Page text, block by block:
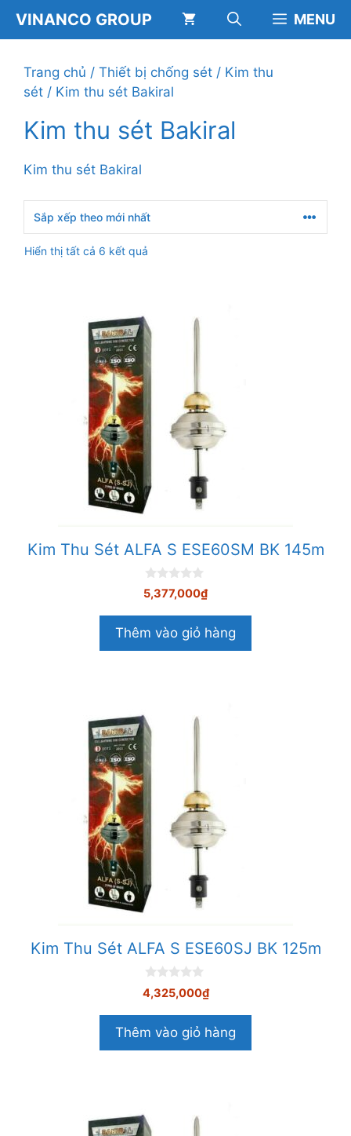
đến
dung
VINANCO GROUP MENU
Trang chủ / Thiết bị chống sét / Kim thu
sét / Kim thu sét Bakiral
Kim thu sét Bakiral
Kim thu sét Bakiral
Hiển thị tất cả 6 kết quả
nhất
Kim Thu Sét ALFA S ESE60SM BK 145m
0
n
à
5
5,377,000₫
Thêm vào giỏ hàng
Kim Thu Sét ALFA S ESE60SJ BK 125m
0
n
à
5
4,325,000₫
Thêm vào giỏ hàng